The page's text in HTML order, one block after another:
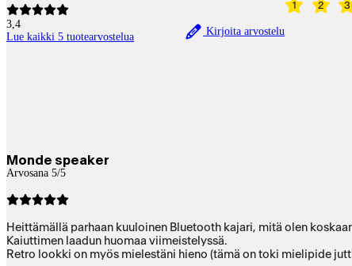
3,4
Lue kaikki 5 tuotearvostelua
Kirjoita arvostelu
1 2 3
Monde speaker
Arvosana 5/5
Heittämällä parhaan kuuloinen Bluetooth kajari, mitä olen
Kaiuttimen laadun huomaa viimeistelyssä.
Retro lookki on myös mielestäni hieno (tämä on toki mielipide